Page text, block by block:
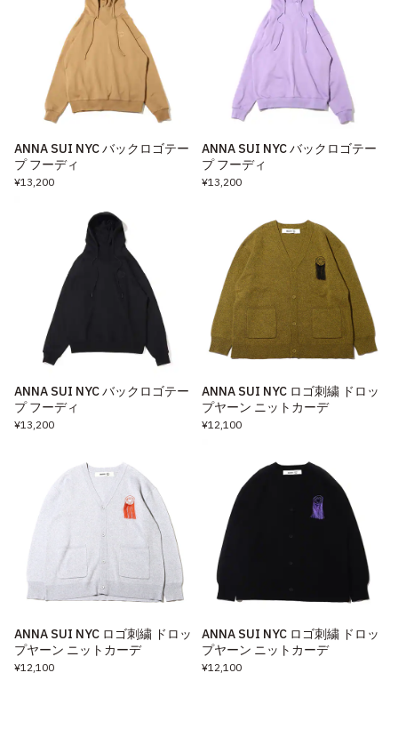
ANNA SUI NYC バックロゴテー
プ フーディ
¥13,200
ANNA SUI NYC バックロゴテー
プ フーディ
¥13,200
ANNA SUI NYC バックロゴテー
プ フーディ
¥13,200
ANNA SUI NYC ロゴ刺繍 ドロッ
プヤーン ニットカーデ
¥12,100
ANNA SUI NYC ロゴ刺繍 ドロッ
プヤーン ニットカーデ
¥12,100
ANNA SUI NYC ロゴ刺繍 ドロッ
プヤーン ニットカーデ
¥12,100